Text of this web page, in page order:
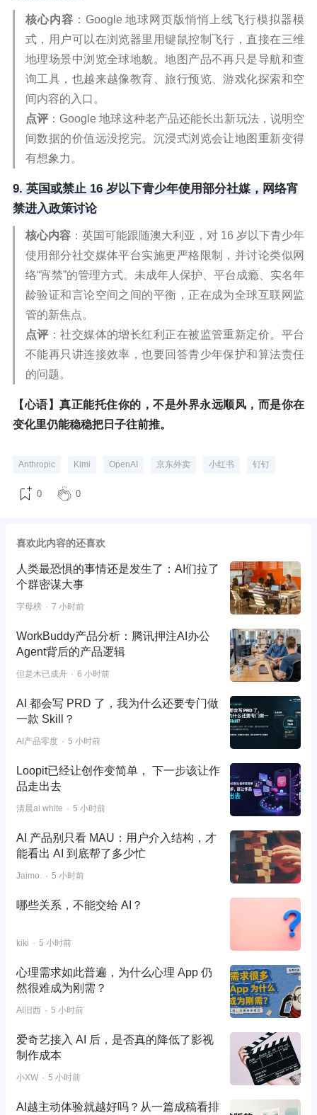
核心内容 ：Google 地球网页版悄悄上线飞行模拟器模
式，用户可以在浏览器里用键鼠控制飞行，直接在三维
地理场景中浏览全球地貌。地图产品不再只是导航和查
询工具，也越来越像教育、旅行预览、游戏化探索和空
间内容的入口。
点评 ：Google 地球这种老产品还能长出新玩法，说明空
间数据的价值远没挖完。沉浸式浏览会让地图重新变得
有想象力。
9. 英国或禁止 16 岁以下青少年使用部分社媒，网络宵
禁进入政策讨论
核心内容 ：英国可能跟随澳大利亚，对 16 岁以下青少年
使用部分社交媒体平台实施更严格限制，并讨论类似网
络“宵禁”的管理方式。未成年人保护、平台成瘾、实名年
龄验证和言论空间之间的平衡，正在成为全球互联网监
管的新焦点。
点评 ：社交媒体的增长红利正在被监管重新定价。平台
不能再只讲连接效率，也要回答青少年保护和算法责任
的问题。
【心语】真正能托住你的，不是外界永远顺风，而是你在
变化里仍能稳稳把日子往前推。
Anthropic Kimi OpenAI 京东外卖 小红书 钉钉
0 0
喜欢此内容的还喜欢
人类最恐惧的事情还是发生了：AI们拉了
个群密谋大事
字母榜 7 小时前
WorkBuddy产品分析：腾讯押注AI办公
Agent背后的产品逻辑
但是木已成舟 6 小时前
AI 都会写 PRD 了，我为什么还要专门做
一款 Skill？
AI产品零度 5 小时前
Loopit已经让创作变简单， 下一步该让作
品走出去
清晨ai white 5 小时前
AI 产品别只看 MAU：用户介入结构，才
能看出 AI 到底帮了多少忙
Jaimo. 5 小时前
哪些关系，不能交给 AI？
kiki 5 小时前
心理需求如此普遍，为什么心理 App 仍
然很难成为刚需？
AI旧西 5 小时前
爱奇艺接入 AI 后，是否真的降低了影视
制作成本
小XW 5 小时前
AI越主动体验就越好吗？从一篇成稿看排